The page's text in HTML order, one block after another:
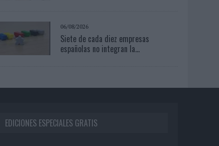
06/08/2026
Siete de cada diez empresas
españolas no integran la...
EDICIONES ESPECIALES GRATIS